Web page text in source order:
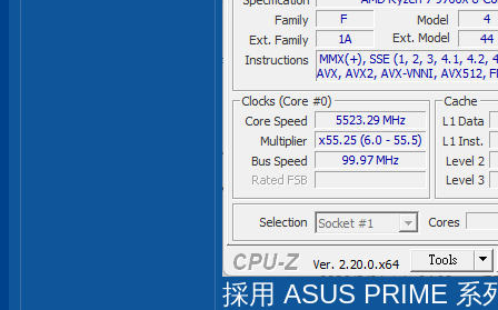
採用 ASUS PRIME 系